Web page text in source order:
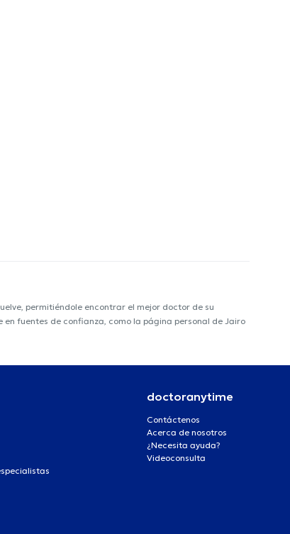
permitiéndole encontrar el mejor doctor de su
fuentes de confianza, como la página personal de Jairo
doctoranytime
Contáctenos
Acerca de nosotros
¿Necesita ayuda?
Videoconsulta